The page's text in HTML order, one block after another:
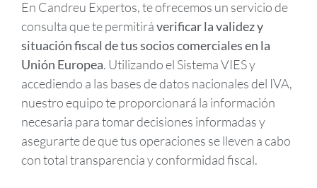
En Candreu Expertos, te ofrecemos un servicio de
consulta que te permitiráverificar la validez y
situación fiscal de tus socios comercialesen la
Unión Europea. Utilizando el Sistema VIES y
accediendo a las bases de datos nacionales del IVA,
nuestro equipo te proporcionará la información
necesaria para tomar decisiones informadas y
asegurarte de que tus operaciones se lleven a cabo
con total transparencia y conformidad fiscal.